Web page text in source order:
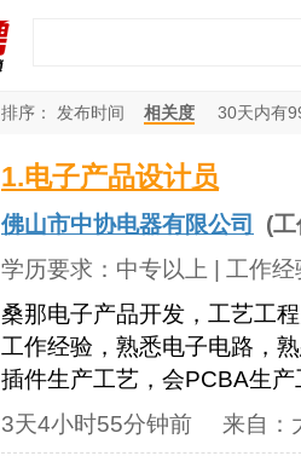
排序： 发布时间 相关度 30天内有
1.电子产品设计员
佛山市中协电器有限公司
(
学历要求： 中专以上 | 工作
桑那电子产品开发，工艺工
工作经验，熟悉电子电路，
插件生产工艺，会PCBA生
3天4小时55分钟前 来自：